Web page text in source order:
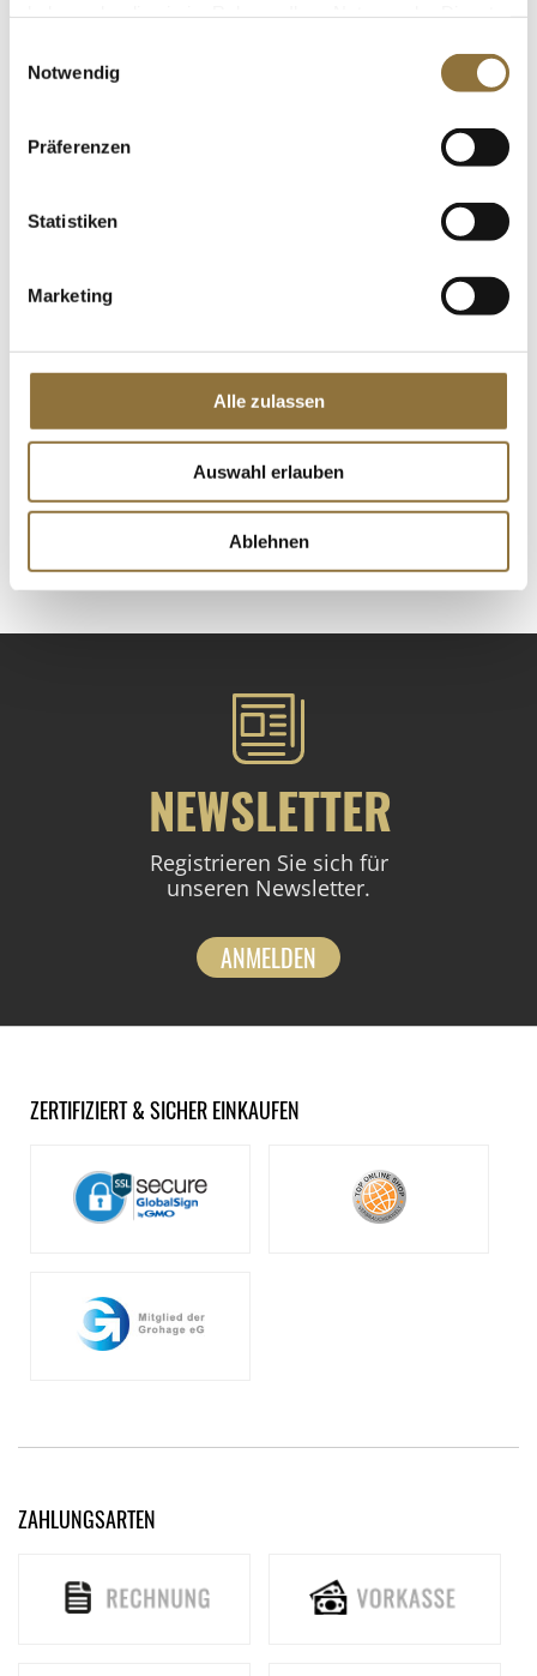
Notwendig
Präferenzen
Statistiken
Marketing
Alle zulassen
Auswahl erlauben
Ablehnen
€ 21,95
LEBENSMITTELKENNZEICHNUNGEN
Püree - Kürbis, ungezuckert, 100 %
NEWSLETTER
Registrieren Sie sich für
unseren Newsletter.
ANMELDEN
ZERTIFIZIERT & SICHER EINKAUFEN
ZAHLUNGSARTEN